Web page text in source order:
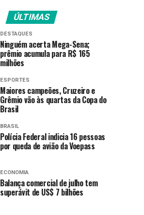
ÚLTIMAS
DESTAQUES
Ninguém acerta Mega-Sena;
prêmio acumula para R$ 165
milhões
ESPORTES
Maiores campeões, Cruzeiro e
Grêmio vão às quartas da Copa do
Brasil
BRASIL
Polícia Federal indicia 16 pessoas
por queda de avião da Voepass
ECONOMIA
Balança comercial de julho tem
superávit de US$ 7 bilhões